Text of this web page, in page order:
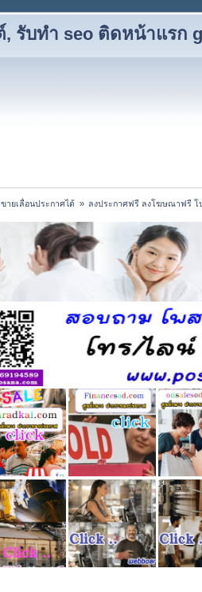
รับทำ seo ติดหน้าแรก
ายเลื่อนประกาศได้ » ลงประกาศฟรี ลงโฆษณาฟรี โ